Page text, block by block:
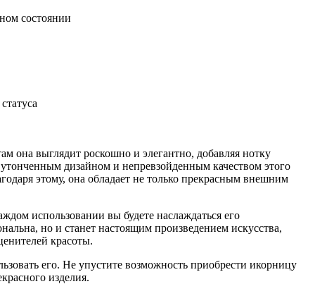
состоянии
она выглядит роскошно и элегантно, добавляя нотку
дизайном и непревзойденным качеством этого
этому, она обладает не только прекрасным внешним
использовании вы будете наслаждаться его
но и станет настоящим произведением искусства,
красоты.
его. Не упустите возможность приобрести икорницу
изделия.